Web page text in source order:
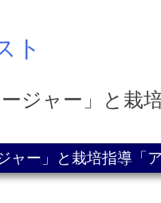
ト
ジャー」と栽
ャー」と栽培指導「